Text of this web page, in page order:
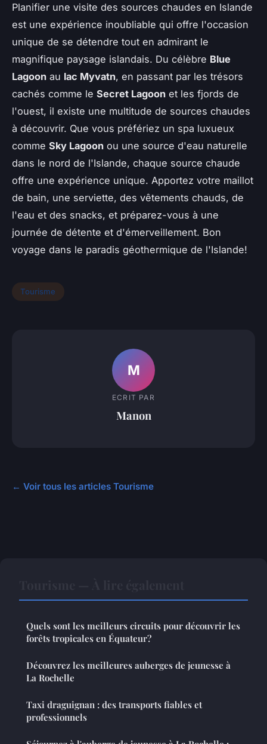
Planifier une visite des sources chaudes en Islande
est une expérience inoubliable qui offre l'occasion
unique de se détendre tout en admirant le
magnifique paysage islandais. Du célèbre Blue
Lagoon au lac Myvatn, en passant par les trésors
cachés comme le Secret Lagoon et les fjords de
l'ouest, il existe une multitude de sources chaudes
à découvrir. Que vous préfériez un spa luxueux
comme Sky Lagoon ou une source d'eau naturelle
dans le nord de l'Islande, chaque source chaude
offre une expérience unique. Apportez votre maillot
de bain, une serviette, des vêtements chauds, de
l'eau et des snacks, et préparez-vous à une
journée de détente et d'émerveillement. Bon
voyage dans le paradis géothermique de l'Islande!
Tourisme
M
ECRIT PAR
Manon
← Voir tous les articles Tourisme
Quels sont les meilleurs circuits pour découvrir les
forêts tropicales en Équateur?
Découvrez les meilleures auberges de jeunesse à
La Rochelle
Taxi draguignan : des transports fiables et
professionnels